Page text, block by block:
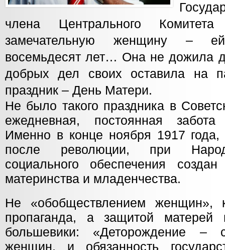
члена Центрального
замечательную женщину –
восемьдесят лет… Она не дожила
добрых дел своих оставила на
праздник – День Матери.
Не было такого праздника в
ежедневная, постоянная
Именно в конце ноября 1917 года,
после революции, при
социального обеспечения
материнства и младенчества.
Не «обобществлением женщин»,
пропаганда, а защитой матерей
большевики: «Деторождение –
женщин, и обязанность